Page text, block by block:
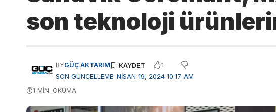
son teknoloji
SON GÜNCELLEME: NISAN 19, 2024 10:17 AM
BYGÜÇ AKTARIM 1
1 MIN. OKUMA